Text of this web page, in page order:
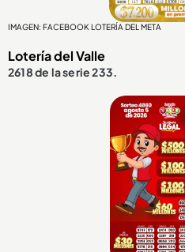
IMAGEN: FACEBOOK LOTERÍA DEL META
Lotería del Valle
2618 de la serie 233.